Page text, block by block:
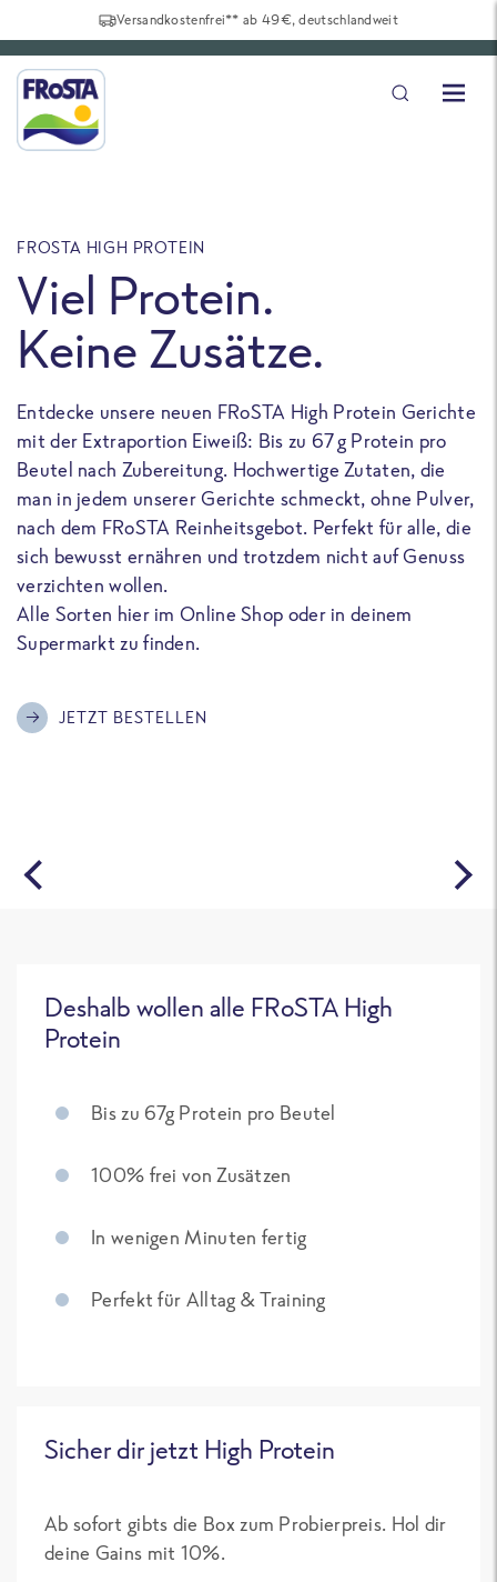
Versandkostenfrei** ab 49€, deutschlandweit
FROSTA HIGH PROTEIN
Viel Protein.
Keine Zusätze.
Entdecke unsere neuen FRoSTA High Protein Gerichte
mit der Extraportion Eiweiß: Bis zu 67 g Protein pro
Beutel nach Zubereitung. Hochwertige Zutaten, die
man in jedem unserer Gerichte schmeckt, ohne Pulver,
nach dem FRoSTA Reinheitsgebot. Perfekt für alle, die
sich bewusst ernähren und trotzdem nicht auf Genuss
verzichten wollen.
Alle Sorten hier im Online Shop oder in deinem
Supermarkt zu finden.
JETZT BESTELLEN
Deshalb wollen alle FRoSTA High
Protein
Bis zu 67g Protein pro Beutel
100% frei von Zusätzen
In wenigen Minuten fertig
Perfekt für Alltag & Training
Sicher dir jetzt High Protein
Ab sofort gibts die Box zum Probierpreis. Hol dir
deine Gains mit 10%.